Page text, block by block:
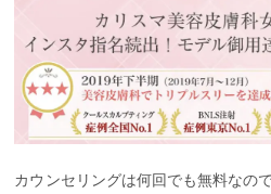
カウンセリングは何回でも無料なの